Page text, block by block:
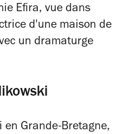
Efira, vue dans
d'une maison de
un dramaturge
Grande-Bretagne,